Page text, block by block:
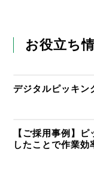
お役立ち
デジタルピッキン
【ご採用事例】
したことで作業効